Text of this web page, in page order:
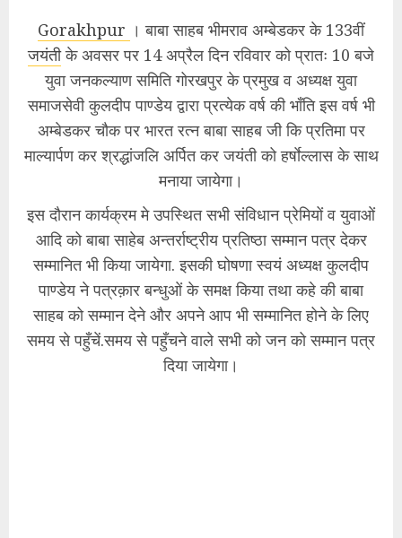
Gorakhpur । बाबा साहब भीमराव अम्बेडकर के 133वीं
जयंतीके अवसर पर 14 अप्रैल दिन रविवार को प्रातः 10 बजे
युवा जनकल्याण समिति गोरखपुर के प्रमुख व अध्यक्ष युवा
समाजसेवी कुलदीप पाण्डेय द्वारा प्रत्येक वर्ष की भाँति इस वर्ष भी
अम्बेडकर चौक पर भारत रत्न बाबा साहब जी कि प्रतिमा पर
माल्यार्पण कर श्रद्धांजलि अर्पित कर जयंती को हर्षाेल्लास के साथ
मनाया जायेगा।
इस दौरान कार्यक्रम मे उपस्थित सभी संविधान प्रेमियों व युवाओं
आदि को बाबा साहेब अन्तर्राष्ट्रीय प्रतिष्ठा सम्मान पत्र देकर
सम्मानित भी किया जायेगा. इसकी घोषणा स्वयं अध्यक्ष कुलदीप
पाण्डेय ने पत्रक़ार बन्धुओं के समक्ष किया तथा कहे की बाबा
साहब को सम्मान देने और अपने आप भी सम्मानित होने के लिए
समय से पहुँचें.समय से पहुँचने वाले सभी को जन को सम्मान पत्र
दिया जायेगा।